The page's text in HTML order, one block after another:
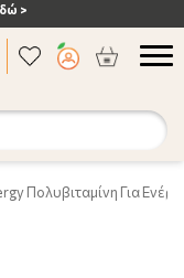
>
Πολυβιταμίνη Για